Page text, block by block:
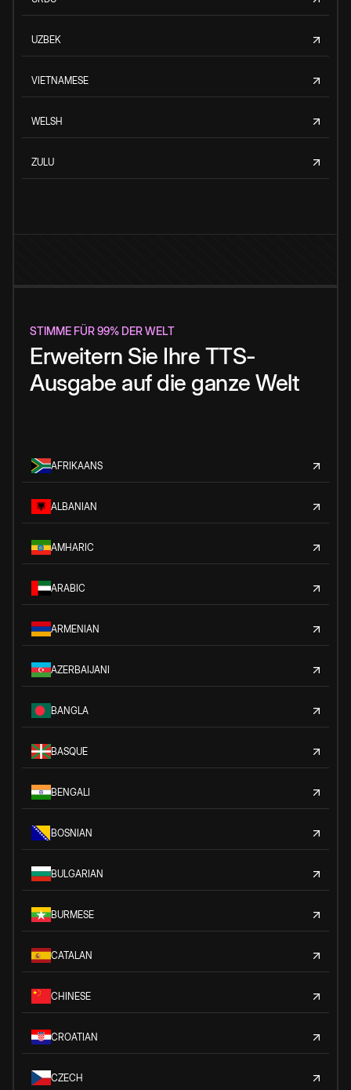
UZBEK
VIETNAMESE
WELSH
ZULU
STIMME FÜR 99% DER WELT
Erweitern Sie Ihre TTS-
Ausgabe auf die ganze Welt
AFRIKAANS
ALBANIAN
AMHARIC
ARABIC
ARMENIAN
AZERBAIJANI
BANGLA
BASQUE
BENGALI
BOSNIAN
BULGARIAN
BURMESE
CATALAN
CHINESE
CROATIAN
CZECH